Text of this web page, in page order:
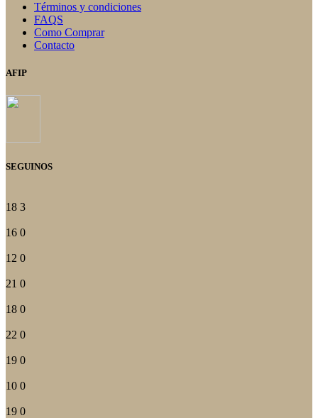
Términos y condiciones
FAQS
Como Comprar
Contacto
AFIP
SEGUINOS
18 3
16 0
12 0
21 0
18 0
22 0
19 0
10 0
19 0